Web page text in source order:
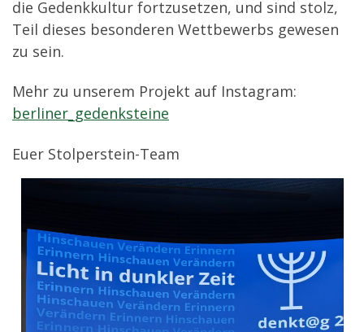
die Gedenkkultur fortzusetzen, und sind stolz,
Teil dieses besonderen Wettbewerbs gewesen
zu sein.
Mehr zu unserem Projekt auf Instagram:
berliner_gedenksteine
Euer Stolperstein-Team